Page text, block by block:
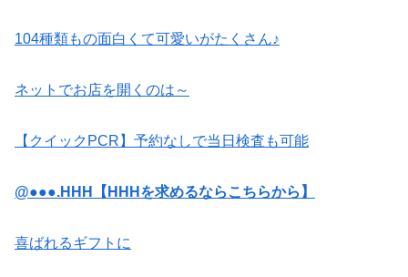
104種類もの面白くて可愛いがたくさん♪
ネットでお店を開くのは～
【クイックPCR】予約なしで当日検査も可能
@●●●.HHH【HHHを求めるならこちらから】
喜ばれるギフトに